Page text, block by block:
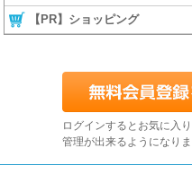
【PR】ショッピング
ログインするとお気に入
管理が出来るようになり